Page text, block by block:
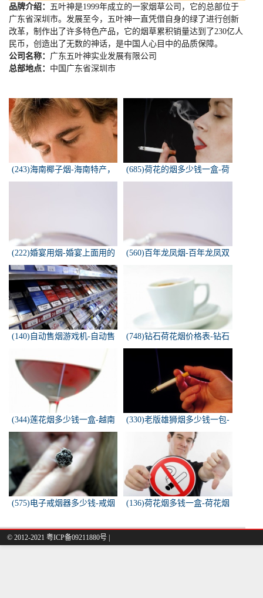
品牌介绍： 五叶神是1999年成立的一家烟草公司，它的总部位于
广东省深圳市。发展至今，五叶神一直凭借自身的绿了进行创新
改革，制作出了许多特色产品，它的烟草累积销量达到了230亿人
民币，创造出了无数的神话，是中国人心目中的品质保障。
公司名称： 广东五叶神实业发展有限公司
总部地点： 中国广东省深圳市
(243)海南椰子烟-海南特产，
椰子香烟，槟榔香烟，叶子包
(685)荷花的烟多少钱一盒-荷
花烟多少钱一盒
(222)婚宴用烟-婚宴上面用的
烟是怎样的
(560)百年龙凤烟-百年龙凤双
(140)自动售烟游戏机-自动售
(748)钻石荷花烟价格表-钻石
荷花烟多少钱一包
(344)莲花烟多少钱一盒-越南
莲花香烟这款多少钱一条？
(330)老版雄狮烟多少钱一包-
雄狮烟多少钱一包了哦！
(575)电子戒烟器多少钱-戒烟
(136)荷花烟多钱一盒-荷花烟
© 2012-2021 粤ICP备09211880号 |